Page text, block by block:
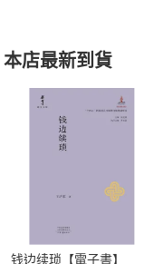
付款方式
ATM轉帳、信用卡
本店最新到貨
钱边续琐【電子書】